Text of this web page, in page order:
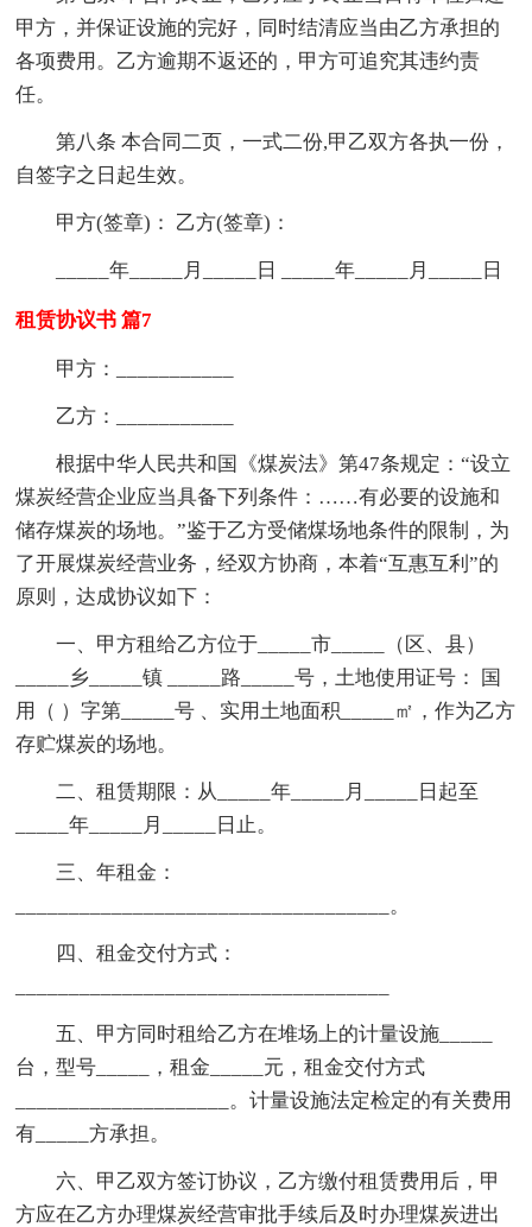
甲方，并保证设施的完好，同时结清应当由乙方承担的
各项费用。乙方逾期不返还的，甲方可追究其违约责
任。
第八条 本合同二页，一式二份,甲乙双方各执一份，
自签字之日起生效。
甲方(签章)： 乙方(签章)：
_____年_____月_____日 _____年_____月_____日
租赁协议书 篇7
甲方：___________
乙方：___________
根据中华人民共和国《煤炭法》第47条规定：“设立
煤炭经营企业应当具备下列条件：……有必要的设施和
储存煤炭的场地。”鉴于乙方受储煤场地条件的限制，为
了开展煤炭经营业务，经双方协商，本着“互惠互利”的
原则，达成协议如下：
一、甲方租给乙方位于_____市_____（区、县）
_____乡_____镇 _____路_____号，土地使用证号： 国
用（ ）字第_____号 、实用土地面积_____㎡，作为乙方
存贮煤炭的场地。
二、租赁期限：从_____年_____月_____日起至
_____年_____月_____日止。
三、年租金：
___________________________________。
四、租金交付方式：
五、甲方同时租给乙方在堆场上的计量设施_____
台，型号_____，租金_____元，租金交付方式
____________________。计量设施法定检定的有关费用
有_____方承担。
六、甲乙双方签订协议，乙方缴付租赁费用后，甲
方应在乙方办理煤炭经营审批手续后及时办理煤炭进出